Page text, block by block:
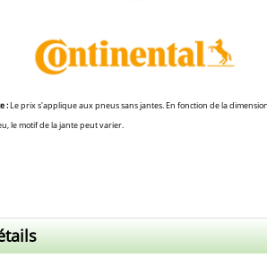
:Le prix s'applique aux pneus sans jantes. En fonction de la
le motif de la jante peut varier.